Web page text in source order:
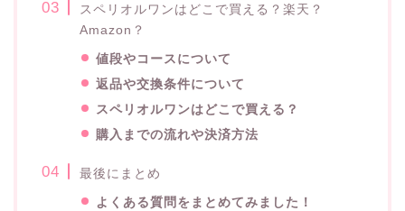
スペリオルワンはどこで買える？楽天？
Amazon？
値段やコースについて
返品や交換条件について
スペリオルワンはどこで買える？
購入までの流れや決済方法
最後にまとめ
よくある質問をまとめてみました！